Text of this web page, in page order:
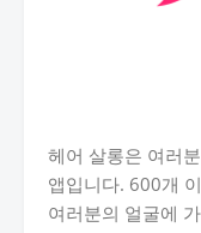
헤어 살롱은 여러
앱입니다. 600개
여러분의 얼굴에